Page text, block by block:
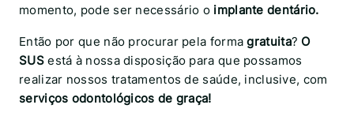
momento, pode ser necessário o implante dentário.
Então por que não procurar pela formagratuita? O
SUSestá à nossa disposição para que possamos
realizar nossos tratamentos de saúde, inclusive, com
serviços odontológicos de graça!